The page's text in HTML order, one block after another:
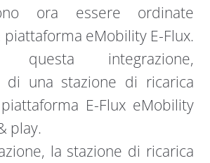
ora essere ordinate
eMobility E-Flux.
integrazione,
di una stazione di ricarica
E-Flux eMobility
play.
la stazione di ricarica